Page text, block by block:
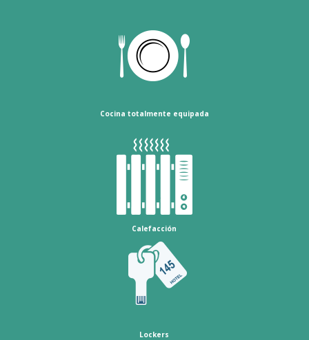
Cocina totalmente equipada
Calefacción
Lockers